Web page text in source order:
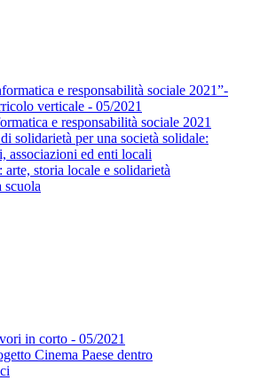
e responsabilità sociale 2021”-
verticale - 05/2021
e responsabilità sociale 2021
solidarietà per una società solidale:
associazioni ed enti locali
arte, storia locale e solidarietà
scuola
in corto - 05/2021
Cinema Paese dentro